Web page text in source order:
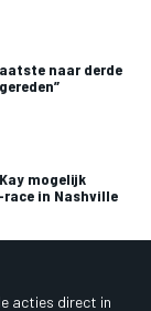
naar derde
mogelijk
in Nashville
acties direct in